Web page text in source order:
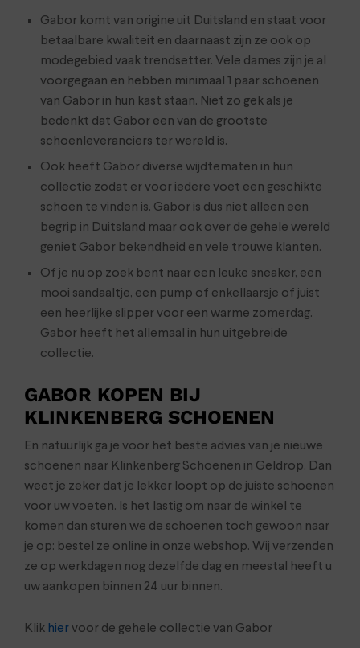
Gabor komt van origine uit Duitsland en staat voor
betaalbare kwaliteit en daarnaast zijn ze ook op
modegebied vaak trendsetter. Vele dames zijn je al
voorgegaan en hebben minimaal 1 paar schoenen
van Gabor in hun kast staan. Niet zo gek als je
bedenkt dat Gabor een van de grootste
schoenleveranciers ter wereld is.
Ook heeft Gabor diverse wijdtematen in hun
collectie zodat er voor iedere voet een geschikte
schoen te vinden is. Gabor is dus niet alleen een
begrip in Duitsland maar ook over de gehele wereld
geniet Gabor bekendheid en vele trouwe klanten.
Of je nu op zoek bent naar een leuke sneaker, een
mooi sandaaltje, een pump of enkellaarsje of juist
een heerlijke slipper voor een warme zomerdag.
Gabor heeft het allemaal in hun uitgebreide
collectie.
GABOR KOPEN BIJ
KLINKENBERG SCHOENEN
En natuurlijk ga je voor het beste advies van je nieuwe
schoenen naar Klinkenberg Schoenen in Geldrop. Dan
weet je zeker dat je lekker loopt op de juiste schoenen
voor uw voeten. Is het lastig om naar de winkel te
komen dan sturen we de schoenen toch gewoon naar
je op: bestel ze online in onze webshop. Wij verzenden
ze op werkdagen nog dezelfde dag en meestal heeft u
uw aankopen binnen 24 uur binnen.
Klik hiervoor de gehele collectie van Gabor